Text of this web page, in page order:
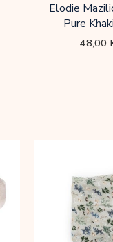
Elodie
Pure
48,00